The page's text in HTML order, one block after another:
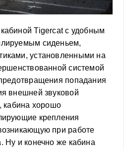
Tigercat с удобным
сиденьем,
установленными на
системой
попадания
внешней звуковой
кабина хорошо
крепления
при работе
Ну и конечно же кабина